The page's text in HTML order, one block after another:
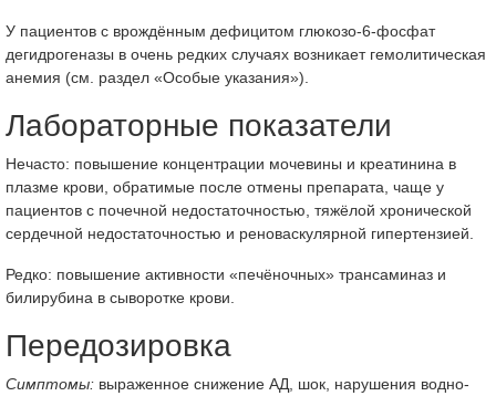
У пациентов с врождённым дефицитом глюкозо-6-фосфат
дегидрогеназы в очень редких случаях возникает гемолитическая
анемия (см. раздел «Особые указания»).
Лабораторные показатели
Нечасто: повышение концентрации мочевины и креатинина в
плазме крови, обратимые после отмены препарата, чаще у
пациентов с почечной недостаточностью, тяжёлой хронической
сердечной недостаточностью и реноваскулярной гипертензией.
Редко: повышение активности «печёночных» трансаминаз и
билирубина в сыворотке крови.
Передозировка
Симптомы: выраженное снижение АД, шок, нарушения водно-